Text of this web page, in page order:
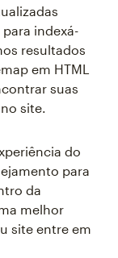
indexá-
resultados
em HTML
suas
site.
do
para
da
melhor
site entre em